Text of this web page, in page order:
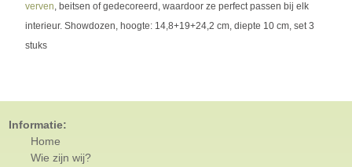
verven, beitsen of gedecoreerd, waardoor ze perfect passen bij elk
interieur. Showdozen, hoogte: 14,8+19+24,2 cm, diepte 10 cm, set 3
stuks
Informatie:
Home
Wie zijn wij?